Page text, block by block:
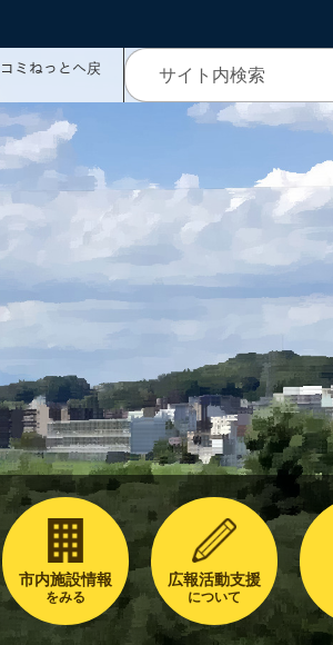
ミねっとへ戻
市内施設情報
をみる
広報活動支援
について